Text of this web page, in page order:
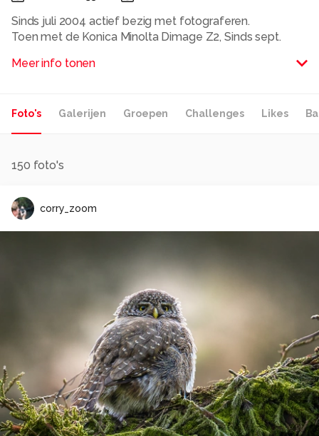
Sinds juli 2004 actief bezig met fotograferen.
Toen met de Konica Minolta Dimage Z2, Sinds sept.
Meer info tonen
Foto's Galerijen Groepen Challenges Likes
150 foto's
corry_zoom